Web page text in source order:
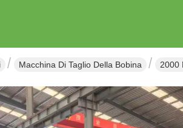
Macchina Di Taglio Della Bobina 2000